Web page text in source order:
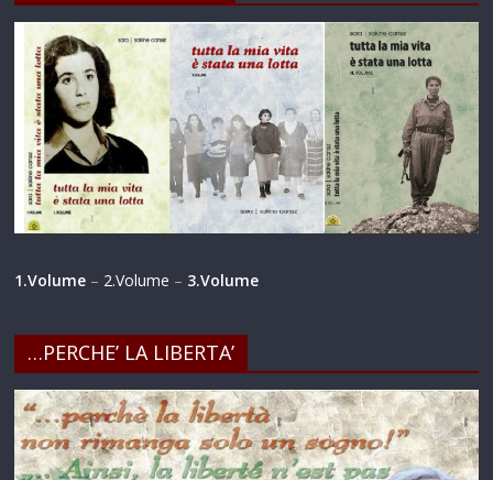
1.Volume – 2.Volume – 3.Volume
…PERCHE’ LA LIBERTA’